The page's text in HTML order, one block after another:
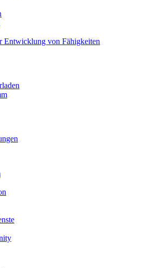
starten
von Multiplayer-Spielen
Entwicklung von Fähigkeiten